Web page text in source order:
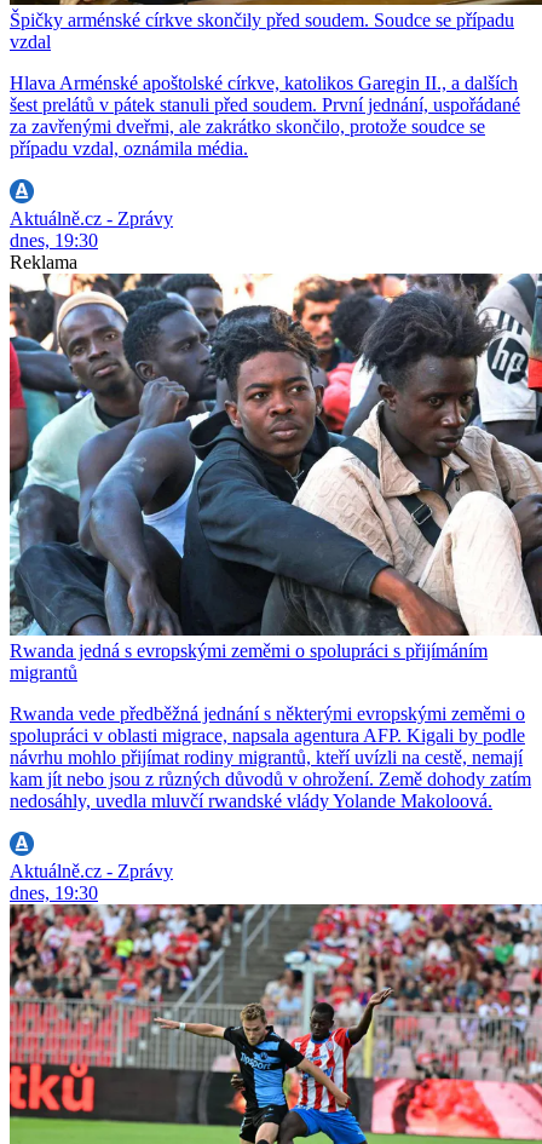
Špičky arménské církve skončily před soudem. Soudce se případu
vzdal
Hlava Arménské apoštolské církve, katolikos Garegin II., a dalších
šest prelátů v pátek stanuli před soudem. První jednání, uspořádané
za zavřenými dveřmi, ale zakrátko skončilo, protože soudce se
případu vzdal, oznámila média.
Aktuálně.cz - Zprávy
dnes, 19:30
Reklama
Rwanda jedná s evropskými zeměmi o spolupráci s přijímáním
migrantů
Rwanda vede předběžná jednání s některými evropskými zeměmi o
spolupráci v oblasti migrace, napsala agentura AFP. Kigali by podle
návrhu mohlo přijímat rodiny migrantů, kteří uvízli na cestě, nemají
kam jít nebo jsou z různých důvodů v ohrožení. Země dohody zatím
nedosáhly, uvedla mluvčí rwandské vlády Yolande Makoloová.
Aktuálně.cz - Zprávy
dnes, 19:30